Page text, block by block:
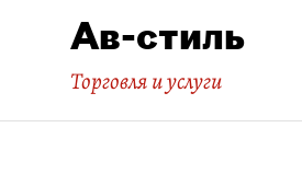
Ав-стиль
Торговля и услуги